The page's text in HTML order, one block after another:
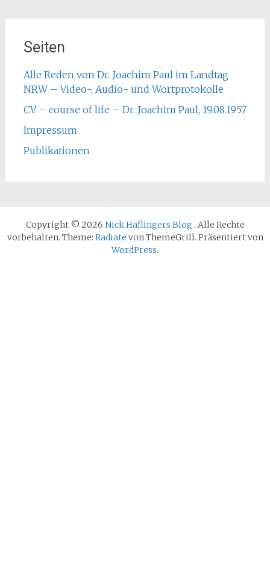
Seiten
Alle Reden von Dr. Joachim Paul im Landtag
NRW – Video-, Audio- und Wortprotokolle
CV – course of life – Dr. Joachim Paul, 19.08.1957
Impressum
Publikationen
Copyright © 2026 Nick Haflingers Blog . Alle Rechte
vorbehalten. Theme: Radiate von ThemeGrill. Präsentiert von
WordPress.